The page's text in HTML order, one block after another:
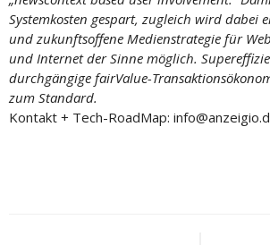
Systemkosten gespart, zugleich wird dabei
und zukunftsoffene Medienstrategie für
und Internet der Sinne möglich.
durchgängige fairValue-
zum Standard.
Kontakt + Tech-RoadMap: